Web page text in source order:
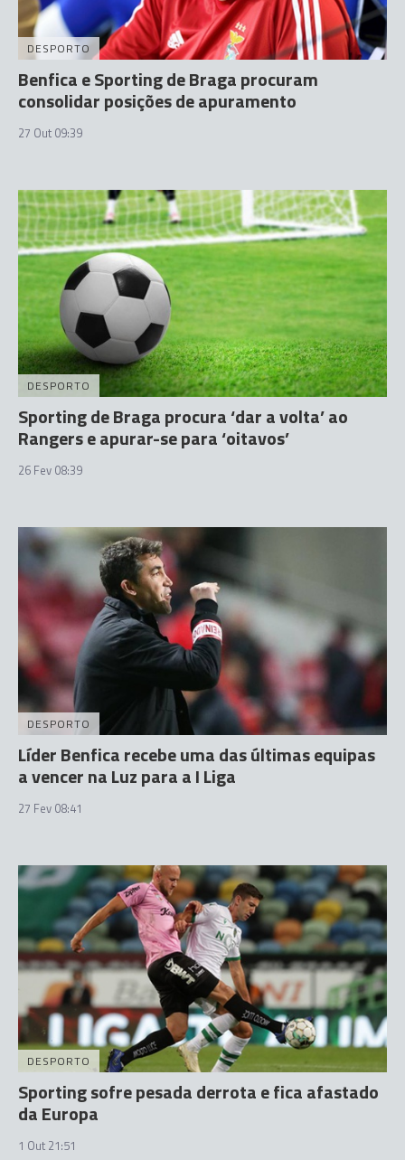
DESPORTO
Benfica e Sporting de Braga procuram
consolidar posições de apuramento
27 Out 09:39
DESPORTO
Sporting de Braga procura ‘dar a volta’ ao
Rangers e apurar-se para ‘oitavos’
26 Fev 08:39
DESPORTO
Líder Benfica recebe uma das últimas equipas
a vencer na Luz para a I Liga
27 Fev 08:41
DESPORTO
Sporting sofre pesada derrota e fica afastado
da Europa
1 Out 21:51